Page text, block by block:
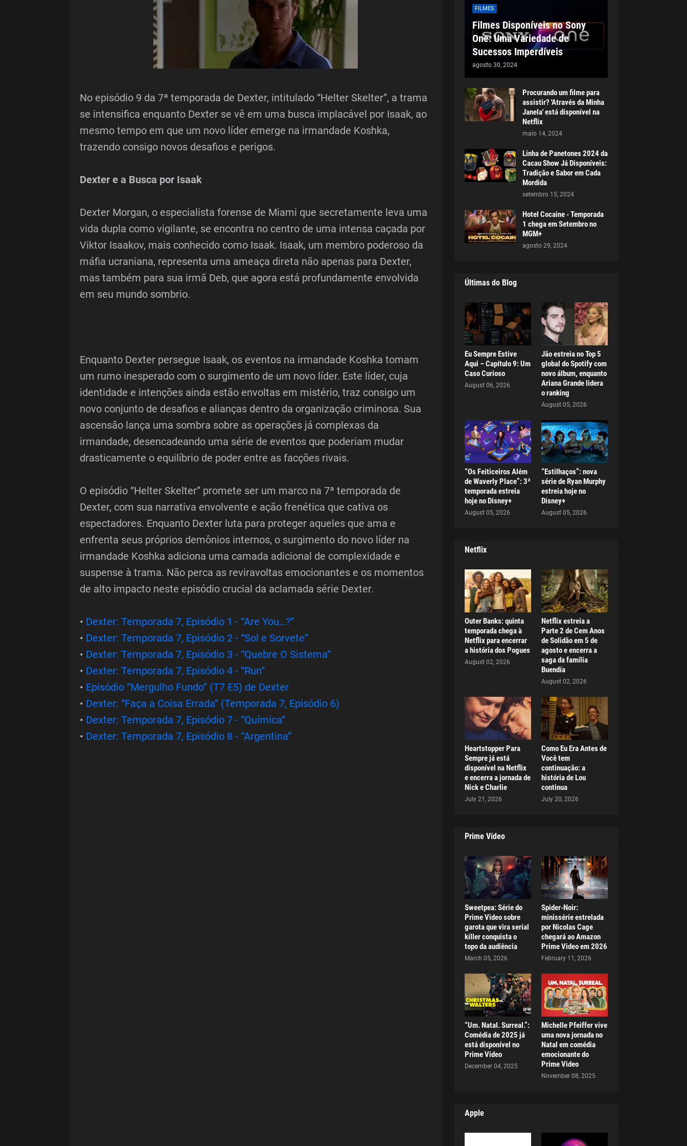
No episódio 9 da 7ª temporada de Dexter, intitulado “Helter Skelter”, a trama
se intensifica enquanto Dexter se vê em uma busca implacável por Isaak, ao
mesmo tempo em que um novo líder emerge na irmandade Koshka,
trazendo consigo novos desafios e perigos.
Dexter e a Busca por Isaak
Dexter Morgan, o especialista forense de Miami que secretamente leva uma
vida dupla como vigilante, se encontra no centro de uma intensa caçada por
Viktor Isaakov, mais conhecido como Isaak. Isaak, um membro poderoso da
máfia ucraniana, representa uma ameaça direta não apenas para Dexter,
mas também para sua irmã Deb, que agora está profundamente envolvida
em seu mundo sombrio.
Enquanto Dexter persegue Isaak, os eventos na irmandade Koshka tomam
um rumo inesperado com o surgimento de um novo líder. Este líder, cuja
identidade e intenções ainda estão envoltas em mistério, traz consigo um
novo conjunto de desafios e alianças dentro da organização criminosa. Sua
ascensão lança uma sombra sobre as operações já complexas da
irmandade, desencadeando uma série de eventos que poderiam mudar
drasticamente o equilíbrio de poder entre as facções rivais.
O episódio “Helter Skelter” promete ser um marco na 7ª temporada de
Dexter, com sua narrativa envolvente e ação frenética que cativa os
espectadores. Enquanto Dexter luta para proteger aqueles que ama e
enfrenta seus próprios demônios internos, o surgimento do novo líder na
irmandade Koshka adiciona uma camada adicional de complexidade e
suspense à trama. Não perca as reviravoltas emocionantes e os momentos
de alto impacto neste episódio crucial da aclamada série Dexter.
• Dexter: Temporada 7, Episódio 1 - “Are You…?”
• Dexter: Temporada 7, Episódio 2 - “Sol e Sorvete”
• Dexter: Temporada 7, Episódio 3 - “Quebre O Sistema”
• Dexter: Temporada 7, Episódio 4 - “Run”
• Episódio “Mergulho Fundo” (T7 E5) de Dexter
• Dexter: “Faça a Coisa Errada” (Temporada 7, Episódio 6)
• Dexter: Temporada 7, Episódio 7 - “Química”
• Dexter: Temporada 7, Episódio 8 - “Argentina”
FILMES
Filmes Disponíveis no Sony
One: Uma Variedade de
Sucessos Imperdíveis
agosto 30, 2024
Procurando um filme para
assistir? 'Através da Minha
Janela' está disponível na
Netflix
maio 14, 2024
Linha de Panetones 2024 da
Cacau Show Já Disponíveis:
Tradição e Sabor em Cada
Mordida
setembro 15, 2024
Hotel Cocaine - Temporada
1 chega em Setembro no
MGM+
agosto 29, 2024
Últimas do Blog
Eu Sempre Estive
Aqui – Capítulo 9: Um
Caso Curioso
August 06, 2026
Jão estreia no Top 5
global do Spotify com
novo álbum, enquanto
Ariana Grande lidera
o ranking
August 05, 2026
“Os Feiticeiros Além
de Waverly Place”: 3ª
temporada estreia
hoje no Disney+
August 05, 2026
“Estilhaços”: nova
série de Ryan Murphy
estreia hoje no
Disney+
August 05, 2026
Netflix
Outer Banks: quinta
temporada chega à
Netflix para encerrar
a história dos Pogues
August 02, 2026
Netflix estreia a
Parte 2 de Cem Anos
de Solidão em 5 de
agosto e encerra a
saga da família
Buendía
August 02, 2026
Heartstopper Para
Sempre já está
disponível na Netflix
e encerra a jornada de
Nick e Charlie
July 21, 2026
Como Eu Era Antes de
Você tem
continuação: a
história de Lou
continua
July 20, 2026
Prime Vídeo
Sweetpea: Série do
Prime Video sobre
garota que vira serial
killer conquista o
topo da audiência
March 05, 2026
Spider-Noir:
minissérie estrelada
por Nicolas Cage
chegará ao Amazon
Prime Video em 2026
February 11, 2026
“Um. Natal. Surreal.”:
Comédia de 2025 já
está disponível no
Prime Video
December 04, 2025
Michelle Pfeiffer vive
uma nova jornada no
Natal em comédia
emocionante do
Prime Video
November 08, 2025
Apple